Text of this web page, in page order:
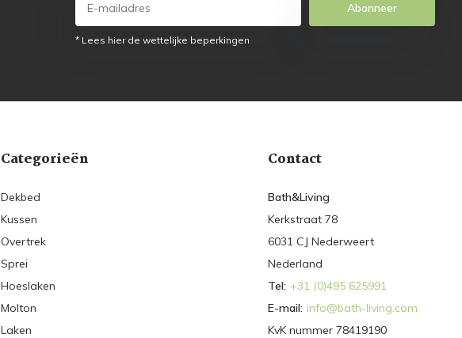
Abonneer
* Lees hier de wettelijke beperkingen
Categorieën
Dekbed
Kussen
Overtrek
Sprei
Hoeslaken
Molton
Laken
Contact
Bath&Living
Kerkstraat 78
6031 CJ Nederweert
Nederland
Tel: +31 (0)495 625991
E-mail: info@bath-living.com
KvK nummer 78419190